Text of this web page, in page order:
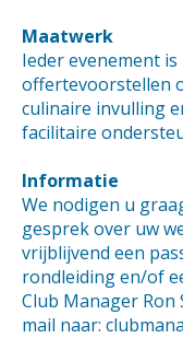
Maatwerk
Ieder evenement
offertevoorstellen
culinaire invulling
facilitaire
Informatie
We nodigen u
gesprek over uw
vrijblijvend een
rondleiding en/of
Club Manager
mail naar: